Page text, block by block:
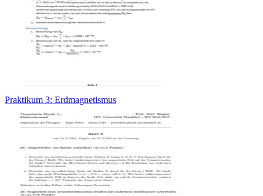
Praktikum 3: Erdmagnetismus